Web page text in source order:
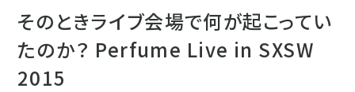
そのときライブ会場で何が起こってい
たのか？ Perfume Live in SXSW
2015